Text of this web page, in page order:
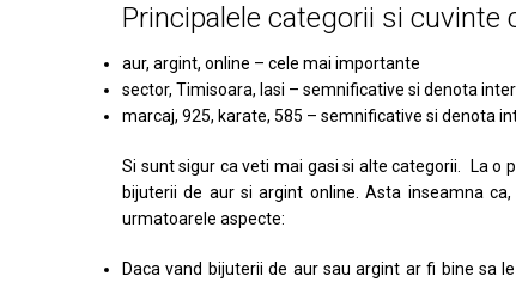
Principalele categorii si cuvinte
aur, argint, online – cele mai importante
sector, Timisoara, Iasi – semnificative si denota
marcaj, 925, karate, 585 – semnificative si denota
Si sunt sigur ca veti mai gasi si alte categorii. La o
bijuterii de aur si argint online. Asta inseamna
urmatoarele aspecte:
Daca vand bijuterii de aur sau argint ar fi bine sa